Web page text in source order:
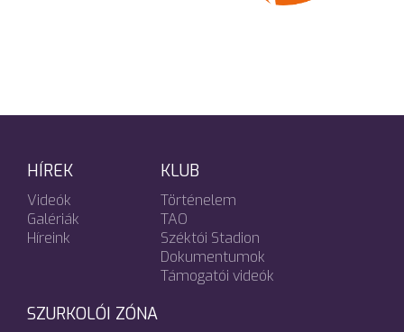
HÍREK
Videók
Galériák
Híreink
KLUB
Történelem
TAO
Széktói Stadion
Dokumentumok
Támogatói videók
SZURKOLÓI ZÓNA